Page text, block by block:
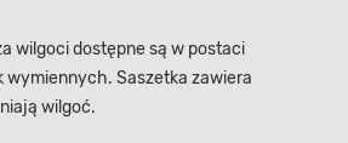
wilgoci dostępne są w postaci
Saszetka zawiera
wilgoć.